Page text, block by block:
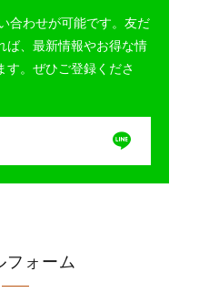
合わせが可能です。友だ
ば、最新情報やお得な情
す。ぜひご登録くださ
フォーム